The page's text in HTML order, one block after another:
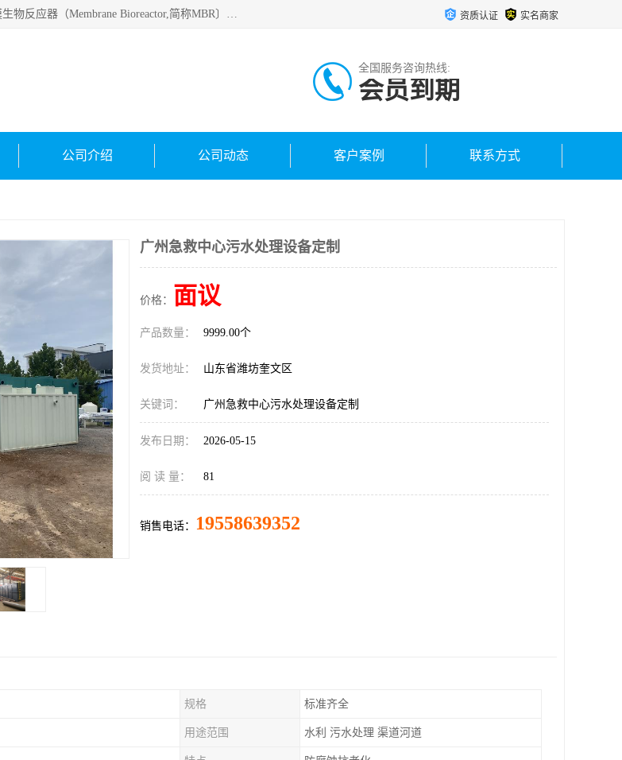
MBR污水处理设备广泛应用于各种需要直接排放河流里的污水处理，设备采用膜生物反应器（Membrane Bioreactor,简称MBR〕技术，取代了传统工艺中的二沉池，它可以*地进行固液分离，得到直接使用的稳定中水，又可在生物池内维持高浓度的微生物量，工艺剩余污泥少，极有效地去除氨氮，出水悬浮物和浊度接近于零，出水中细菌和病毒被大幅度去除，能耗低，占地面积小。 资质认证 实名商家
全国服务咨询热线:
会员到期
公司介绍 公司动态 客户案例 联系方式
广州急救中心污水处理设备定制
价格： 面议
产品数量： 9999.00个
发货地址： 山东省潍坊奎文区
关键词： 广州急救中心污水处理设备定制
发布日期： 2026-05-15
阅 读 量： 81
销售电话： 19558639352
规格 标准齐全
用途范围 水利 污水处理 渠道河道